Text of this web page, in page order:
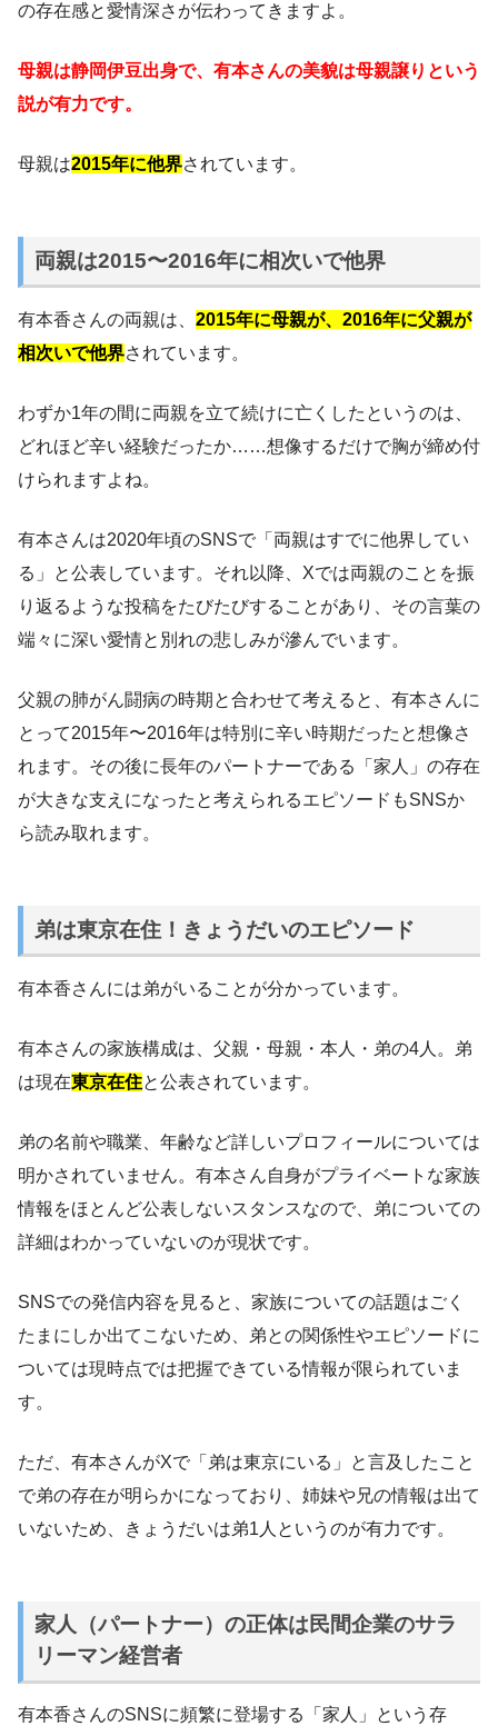
の存在感と愛情深さが伝わってきますよ。
母親は静岡伊豆出身で、有本さんの美貌は母親譲りという
説が有力です。
母親は2015年に他界されています。
両親は2015〜2016年に相次いで他界
有本香さんの両親は、 2015年に母親が、2016年に父親が
相次いで他界されています。
わずか1年の間に両親を立て続けに亡くしたというのは、
どれほど辛い経験だったか……想像するだけで胸が締め付
けられますよね。
有本さんは2020年頃のSNSで「両親はすでに他界してい
る」と公表しています。それ以降、Xでは両親のことを振
り返るような投稿をたびたびすることがあり、その言葉の
端々に深い愛情と別れの悲しみが滲んでいます。
父親の肺がん闘病の時期と合わせて考えると、有本さんに
とって2015年〜2016年は特別に辛い時期だったと想像さ
れます。その後に長年のパートナーである「家人」の存在
が大きな支えになったと考えられるエピソードもSNSか
ら読み取れます。
弟は東京在住！きょうだいのエピソード
有本香さんには弟がいることが分かっています。
有本さんの家族構成は、父親・母親・本人・弟の4人。弟
は現在東京在住と公表されています。
弟の名前や職業、年齢など詳しいプロフィールについては
明かされていません。有本さん自身がプライベートな家族
情報をほとんど公表しないスタンスなので、弟についての
詳細はわかっていないのが現状です。
SNSでの発信内容を見ると、家族についての話題はごく
たまにしか出てこないため、弟との関係性やエピソードに
ついては現時点では把握できている情報が限られていま
す。
ただ、有本さんがXで「弟は東京にいる」と言及したこと
で弟の存在が明らかになっており、姉妹や兄の情報は出て
いないため、きょうだいは弟1人というのが有力です。
家人（パートナー）の正体は民間企業のサラ
リーマン経営者
有本香さんのSNSに頻繁に登場する「家人」という存